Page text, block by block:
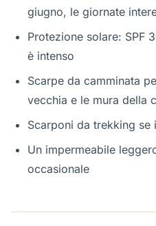
giugno, le giornate
Protezione solare: SPF
è intenso
Scarpe da camminata
vecchia e le mura della
Scarponi da trekking
Un impermeabile
occasionale